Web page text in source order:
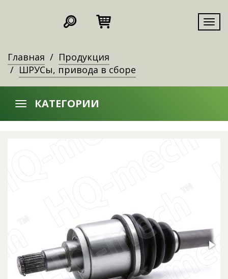
Главная
Продукция
ШРУСы, привода в сборе
КАТЕГОРИИ